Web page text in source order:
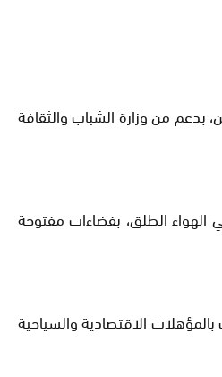
والفن، بدعم من وزارة الشباب والثقافة
الهواء الطلق، بفضاءات مفتوحة
بالمؤهلات الاقتصادية والسياحية